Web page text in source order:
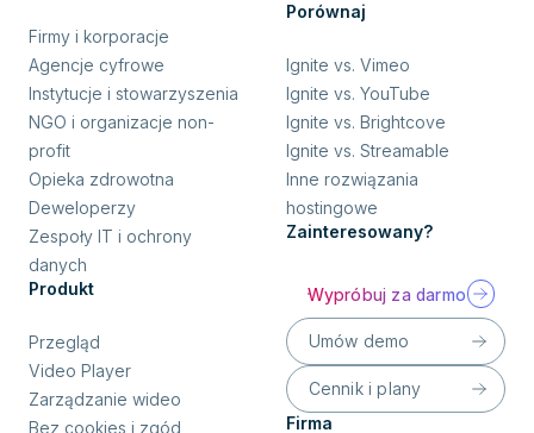
Firmy i korporacje
Agencje cyfrowe
Instytucje i stowarzyszenia
NGO i organizacje non-
profit
Opieka zdrowotna
Deweloperzy
Zespoły IT i ochrony
danych
Produkt
Przegląd
Video Player
Zarządzanie wideo
Bez cookies i zgód
Porównaj
Ignite vs. Vimeo
Ignite vs. YouTube
Ignite vs. Brightcove
Ignite vs. Streamable
Inne rozwiązania
hostingowe
Zainteresowany?
Wypróbuj za darmo
Umów demo
Cennik i plany
Firma